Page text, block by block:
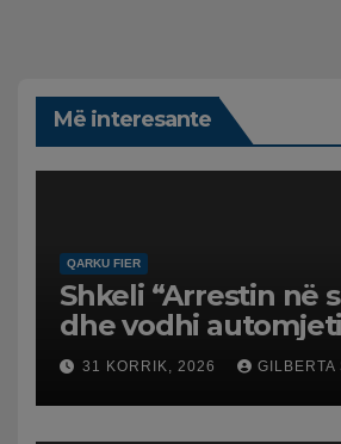
Më interesante
QARKU FIER
Shkeli “Arrestin në
dhe vodhi
arrestohet 43-
31 KORRIK, 2026 GILBERTA